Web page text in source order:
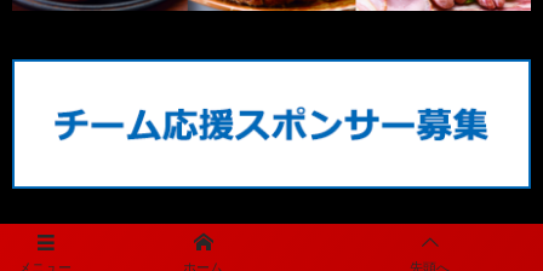
メニュー ホーム 先頭へ
メディアパートナー